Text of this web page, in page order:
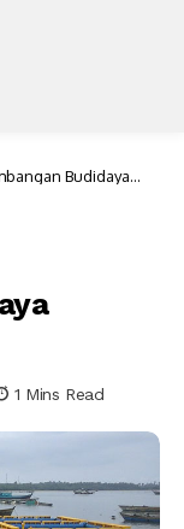
Budidaya
1 Mins Read